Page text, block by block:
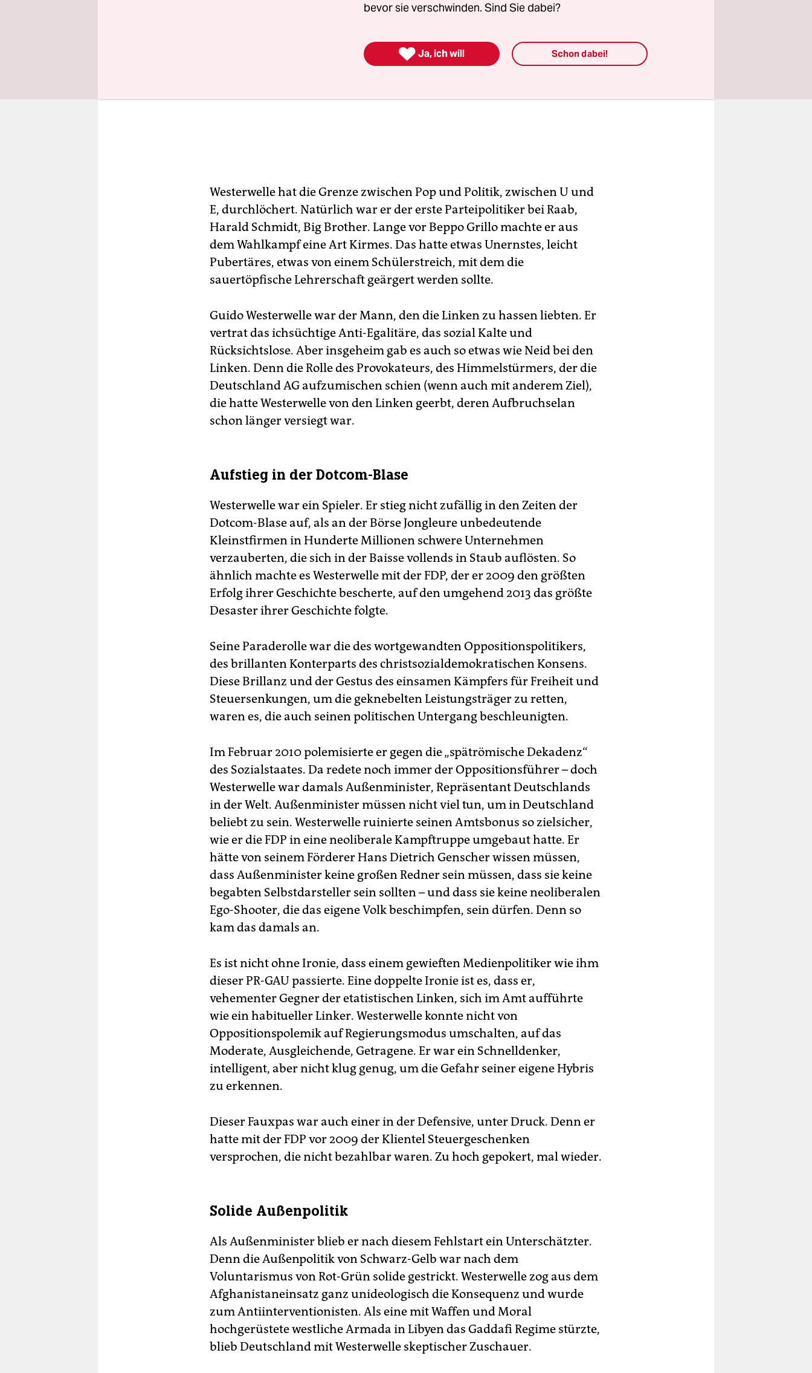
Westerwelle hat die Grenze zwischen Pop und Politik, zwischen U und
E, durchlöchert. Natürlich war er der erste Parteipolitiker bei Raab,
Harald Schmidt, Big Brother. Lange vor Beppo Grillo machte er aus
dem Wahlkampf eine Art Kirmes. Das hatte etwas Unernstes, leicht
Pubertäres, etwas von einem Schülerstreich, mit dem die
sauertöpfische Lehrerschaft geärgert werden sollte.
Guido Westerwelle war der Mann, den die Linken zu hassen liebten. Er
vertrat das ichsüchtige Anti-Egalitäre, das sozial Kalte und
Rücksichtslose. Aber insgeheim gab es auch so etwas wie Neid bei den
Linken. Denn die Rolle des Provokateurs, des Himmelstürmers, der die
Deutschland AG aufzumischen schien (wenn auch mit anderem Ziel),
die hatte Westerwelle von den Linken geerbt, deren Aufbruchselan
schon länger versiegt war.
Aufstieg in der Dotcom-Blase
Westerwelle war ein Spieler. Er stieg nicht zufällig in den Zeiten der
Dotcom-Blase auf, als an der Börse Jongleure unbedeutende
Kleinstfirmen in Hunderte Millionen schwere Unternehmen
verzauberten, die sich in der Baisse vollends in Staub auflösten. So
ähnlich machte es Westerwelle mit der FDP, der er 2009 den größten
Erfolg ihrer Geschichte bescherte, auf den umgehend 2013 das größte
Desaster ihrer Geschichte folgte.
Seine Paraderolle war die des wortgewandten Oppositionspolitikers,
des brillanten Konterparts des christsozialdemokratischen Konsens.
Diese Brillanz und der Gestus des einsamen Kämpfers für Freiheit und
Steuersenkungen, um die geknebelten Leistungsträger zu retten,
waren es, die auch seinen politischen Untergang beschleunigten.
Im Februar 2010 polemisierte er gegen die „spätrömische Dekadenz“
des Sozialstaates. Da redete noch immer der Oppositionsführer – doch
Westerwelle war damals Außenminister, Repräsentant Deutschlands
in der Welt. Außenminister müssen nicht viel tun, um in Deutschland
beliebt zu sein. Westerwelle ruinierte seinen Amtsbonus so zielsicher,
wie er die FDP in eine neoliberale Kampftruppe umgebaut hatte. Er
hätte von seinem Förderer Hans Dietrich Genscher wissen müssen,
dass Außenminister keine großen Redner sein müssen, dass sie keine
begabten Selbstdarsteller sein sollten – und dass sie keine neoliberalen
Ego-Shooter, die das eigene Volk beschimpfen, sein dürfen. Denn so
kam das damals an.
Es ist nicht ohne Ironie, dass einem gewieften Medienpolitiker wie ihm
dieser PR-GAU passierte. Eine doppelte Ironie ist es, dass er,
vehementer Gegner der etatistischen Linken, sich im Amt aufführte
wie ein habitueller Linker. Westerwelle konnte nicht von
Oppositionspolemik auf Regierungsmodus umschalten, auf das
Moderate, Ausgleichende, Getragene. Er war ein Schnelldenker,
intelligent, aber nicht klug genug, um die Gefahr seiner eigene Hybris
zu erkennen.
Dieser Fauxpas war auch einer in der Defensive, unter Druck. Denn er
hatte mit der FDP vor 2009 der Klientel Steuergeschenken
versprochen, die nicht bezahlbar waren. Zu hoch gepokert, mal wieder.
Solide Außenpolitik
Als Außenminister blieb er nach diesem Fehlstart ein Unterschätzter.
Denn die Außenpolitik von Schwarz-Gelb war nach dem
Voluntarismus von Rot-Grün solide gestrickt. Westerwelle zog aus dem
Afghanistaneinsatz ganz unideologisch die Konsequenz und wurde
zum Antiinterventionisten. Als eine mit Waffen und Moral
hochgerüstete westliche Armada in Libyen das Gaddafi Regime stürzte,
blieb Deutschland mit Westerwelle skeptischer Zuschauer.
bevor sie verschwinden. Sind Sie dabei?
 Ja, ich will Schon dabei!